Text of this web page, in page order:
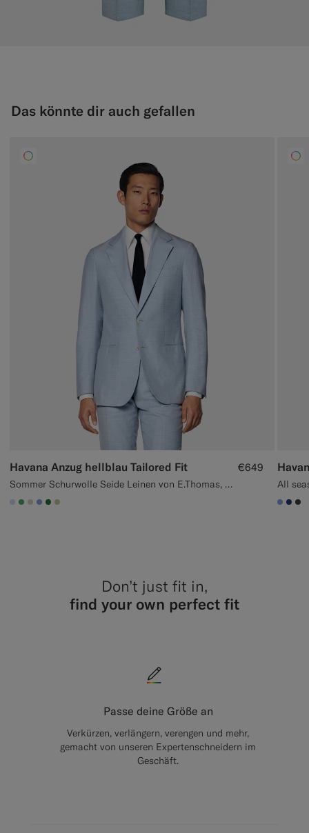
Das könnte dir auch gefallen
Havana Anzug hellblau Tailored Fit
Sommer Schurwolle Seide Leinen von E.Thomas, Italien
€649
#CCDCF9
#50AA6A
#D7D1C3
#82A1DC
#227038
#BDC9A0
All
Don’t just fit in,
find your own perfect fit
Passe deine Größe an
Verkürzen, verlängern, verengen und mehr,
gemacht von unseren Expertenschneidern im
Geschäft.